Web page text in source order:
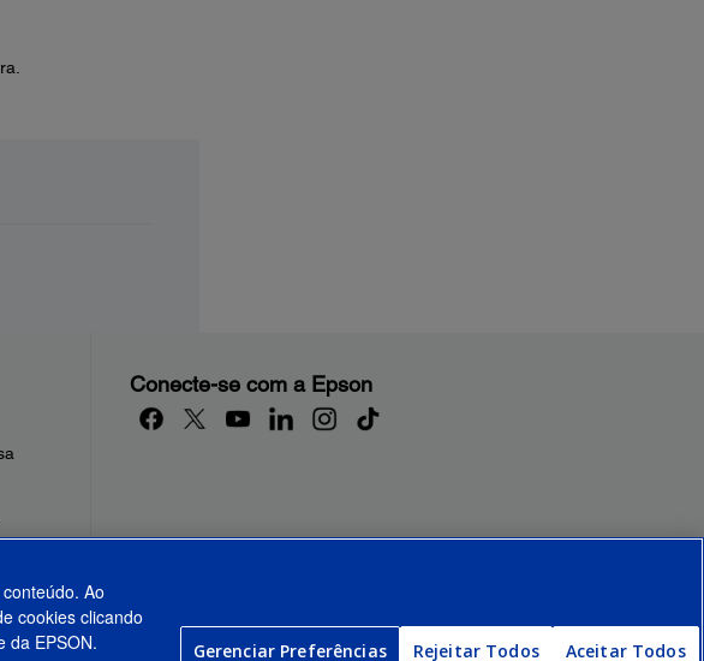
Conecte-se com a Epson
Ao
cookies clicando
da EPSON. Gerenciar Preferências Rejeitar Todos Aceitar Todos